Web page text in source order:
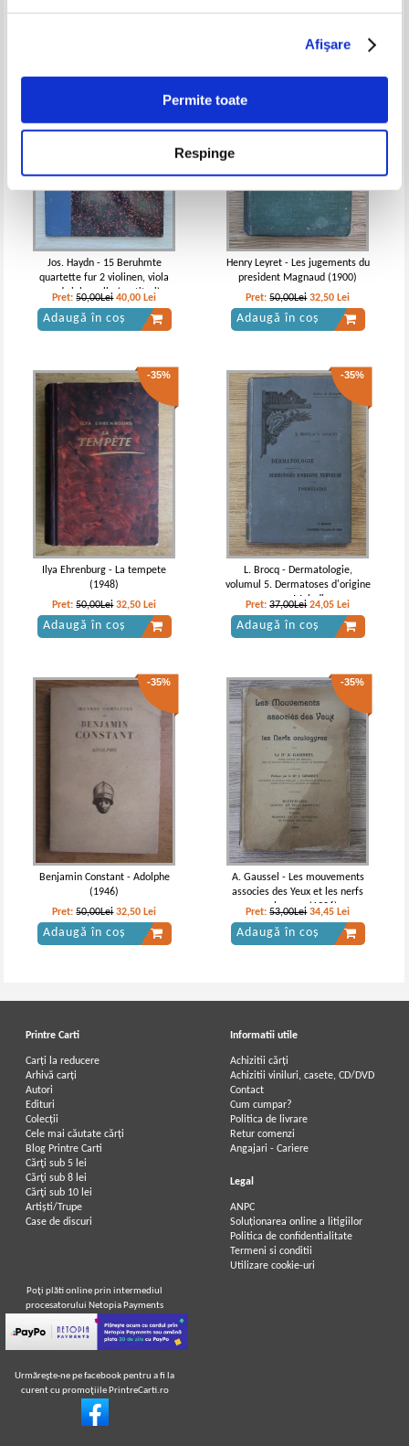
Afişare
Permite toate
Respinge
Adaugă în coș Adaugă în coș
Jos. Haydn - 15 Beruhmte
quartette fur 2 violinen, viola
und violoncello (partituri)
Pret:50,00Lei 40,00 Lei
Adaugă în coș
Henry Leyret - Les jugements du
president Magnaud (1900)
Pret:50,00Lei 32,50 Lei
Adaugă în coș
-35%
Ilya Ehrenburg - La tempete
(1948)
Pret:50,00Lei 32,50 Lei
Adaugă în coș
-35%
L. Brocq - Dermatologie,
volumul 5. Dermatoses d'origine
nerveuse. Maladies en
particulier (tome V, 1896)
Pret:37,00Lei 24,05 Lei
Adaugă în coș
-35%
Benjamin Constant - Adolphe
(1946)
Pret:50,00Lei 32,50 Lei
Adaugă în coș
-35%
A. Gaussel - Les mouvements
associes des Yeux et les nerfs
oculogyres (1906)
Pret:53,00Lei 34,45 Lei
Adaugă în coș
Printre Carti
Carți la reducere
Arhivă carți
Autori
Edituri
Colecții
Cele mai căutate cărți
Blog Printre Carti
Cărţi sub 5 lei
Cărţi sub 8 lei
Cărţi sub 10 lei
Artiști/Trupe
Case de discuri
Informatii utile
Achizitii cărți
Achizitii viniluri, casete, CD/DVD
Contact
Cum cumpar?
Politica de livrare
Retur comenzi
Angajari - Cariere
Legal
ANPC
Soluționarea online a litigiilor
Politica de confidentialitate
Termeni si conditii
Utilizare cookie-uri
Poţi plăti online prin intermediul
procesatorului Netopia Payments
Urmăreşte-ne pe facebook pentru a fi la
curent cu promoţiile PrintreCarti.ro